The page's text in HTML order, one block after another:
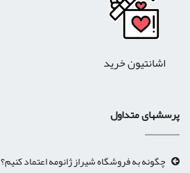
اشانتیون خرید
پرسشهای متداول
چگونه به فروشگاه شیراز ژانومه اعتماد کنیم؟